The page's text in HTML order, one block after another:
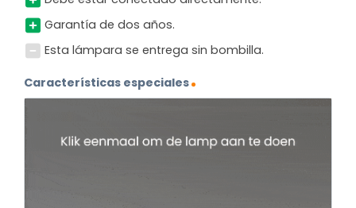
Garantía de dos años.
Esta lámpara se entrega sin bombilla.
Características especiales